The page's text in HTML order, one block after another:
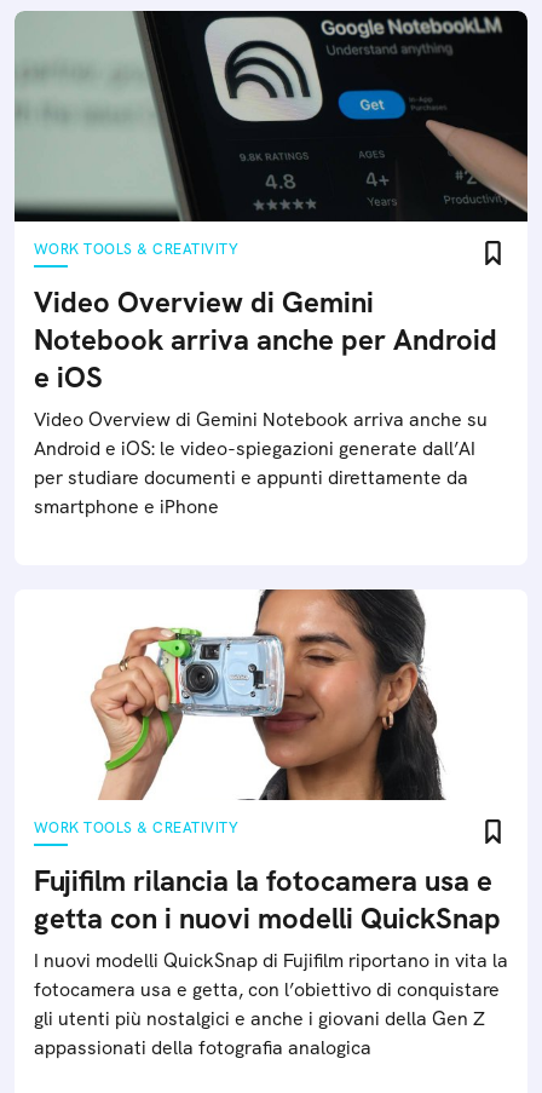
WORK TOOLS & CREATIVITY
Video Overview di Gemini
Notebook arriva anche per Android
e iOS
Video Overview di Gemini Notebook arriva anche su
Android e iOS: le video-spiegazioni generate dall’AI
per studiare documenti e appunti direttamente da
smartphone e iPhone
WORK TOOLS & CREATIVITY
Fujifilm rilancia la fotocamera usa e
getta con i nuovi modelli QuickSnap
I nuovi modelli QuickSnap di Fujifilm riportano in vita la
fotocamera usa e getta, con l’obiettivo di conquistare
gli utenti più nostalgici e anche i giovani della Gen Z
appassionati della fotografia analogica